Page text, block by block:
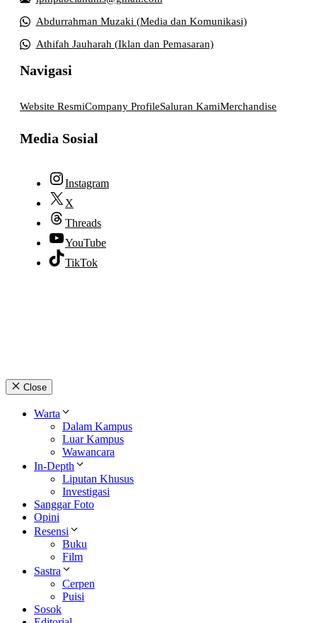
Abdurrahman Muzaki (Media dan Komunikasi)
Athifah Jauharah (Iklan dan Pemasaran)
Navigasi
Website ResmiCompany ProfileSaluran KamiMerchandise
Media Sosial
Instagram
X
Threads
YouTube
TikTok
Close
Warta
Dalam Kampus
Luar Kampus
Wawancara
In-Depth
Liputan Khusus
Investigasi
Sanggar Foto
Opini
Resensi
Buku
Film
Sastra
Cerpen
Puisi
Sosok